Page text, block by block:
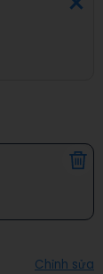
Chỉnh sửa